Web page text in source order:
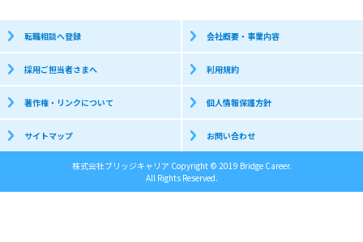
転職相談へ登録 会社概要・事業内容
採用ご担当者さまへ 利用規約
著作権・リンクについて 個人情報保護方針
サイトマップ お問い合わせ
株式会社ブリッジキャリア Copyright © 2019 Bridge Career.
All Rights Reserved.